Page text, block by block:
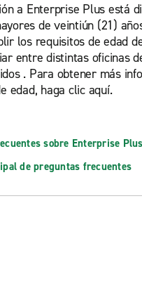
a Enterprise Plus está
de veintiún (21)
los requisitos de edad
entre distintas oficinas
. Para obtener más
edad, haga clic aquí.
sobre Enterprise Plus
de preguntas frecuentes